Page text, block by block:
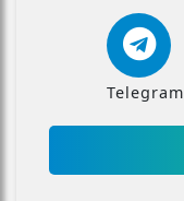
Telegram